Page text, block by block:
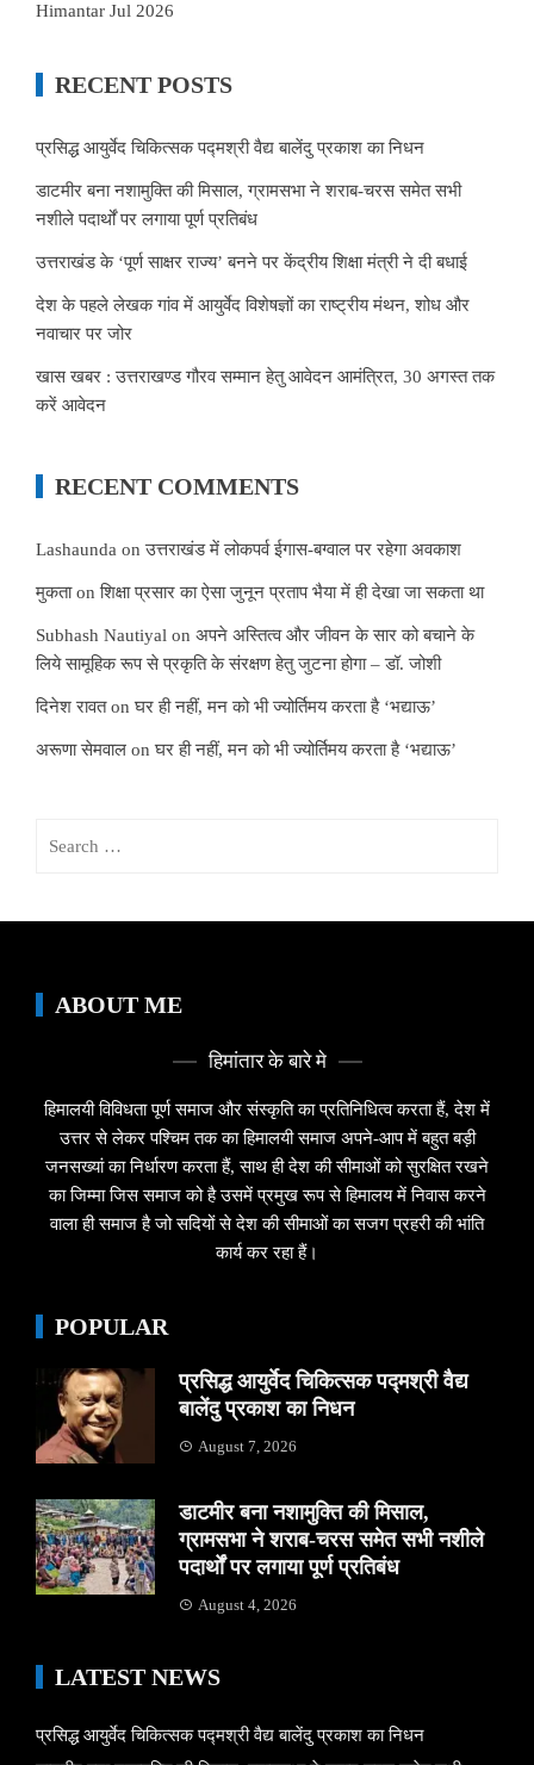
Himantar Jul 2026
RECENT POSTS
प्रसिद्ध आयुर्वेद चिकित्सक पद्मश्री वैद्य बालेंदु प्रकाश का निधन
डाटमीर बना नशामुक्ति की मिसाल, ग्रामसभा ने शराब-चरस समेत सभी
नशीले पदार्थों पर लगाया पूर्ण प्रतिबंध
उत्तराखंड के ‘पूर्ण साक्षर राज्य’ बनने पर केंद्रीय शिक्षा मंत्री ने दी बधाई
देश के पहले लेखक गांव में आयुर्वेद विशेषज्ञों का राष्ट्रीय मंथन, शोध और
नवाचार पर जोर
खास खबर : उत्तराखण्ड गौरव सम्मान हेतु आवेदन आमंत्रित, 30 अगस्त तक
करें आवेदन
RECENT COMMENTS
Lashaunda onउत्तराखंड में लोकपर्व ईगास-बग्वाल पर रहेगा अवकाश
मुकताonशिक्षा प्रसार का ऐसा जुनून प्रताप भैया में ही देखा जा सकता था
Subhash Nautiyal on अपने अस्तित्व और जीवन के सार को बचाने के
लिये सामूहिक रूप से प्रकृति के संरक्षण हेतु जुटना होगा – डॉ. जोशी
दिनेश रावतonघर ही नहीं, मन को भी ज्योर्तिमय करता है ‘भद्याऊ’
अरूणा सेमवाल onघर ही नहीं, मन को भी ज्योर्तिमय करता है ‘भद्याऊ’
ABOUT ME
हिमांतार के बारे मे
हिमालयी विविधता पूर्ण समाज और संस्कृति का प्रतिनिधित्व करता हैं, देश में
उत्तर से लेकर पश्चिम तक का हिमालयी समाज अपने-आप में बहुत बड़ी
जनसख्यां का निर्धारण करता हैं, साथ ही देश की सीमाओं को सुरक्षित रखने
का जिम्मा जिस समाज को है उसमें प्रमुख रूप से हिमालय में निवास करने
वाला ही समाज है जो सदियों से देश की सीमाओं का सजग प्रहरी की भांति
कार्य कर रहा हैं।
POPULAR
प्रसिद्ध आयुर्वेद चिकित्सक पद्मश्री वैद्य
बालेंदु प्रकाश का निधन
August 7, 2026
डाटमीर बना नशामुक्ति की मिसाल,
ग्रामसभा ने शराब-चरस समेत सभी नशीले
पदार्थों पर लगाया पूर्ण प्रतिबंध
August 4, 2026
LATEST NEWS
प्रसिद्ध आयुर्वेद चिकित्सक पद्मश्री वैद्य बालेंदु प्रकाश का निधन